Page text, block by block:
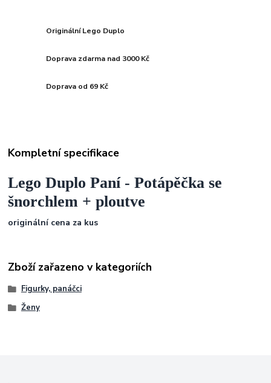
Originální Lego Duplo
Doprava zdarma nad 3000 Kč
Doprava od 69 Kč
Kompletní specifikace
Lego Duplo Paní - Potápěčka se
šnorchlem + ploutve
originální cena za kus
Zboží zařazeno v kategoriích
Figurky, panáčci
Ženy